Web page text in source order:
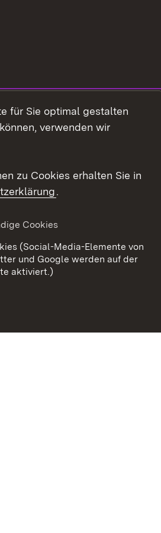
Datenschutz
Cookies
für Sie optimal gestalten
verwenden wir
zu Cookies erhalten Sie in
.
Cookies
(Social-Media-Elemente von
und Google werden auf der
aktiviert.)